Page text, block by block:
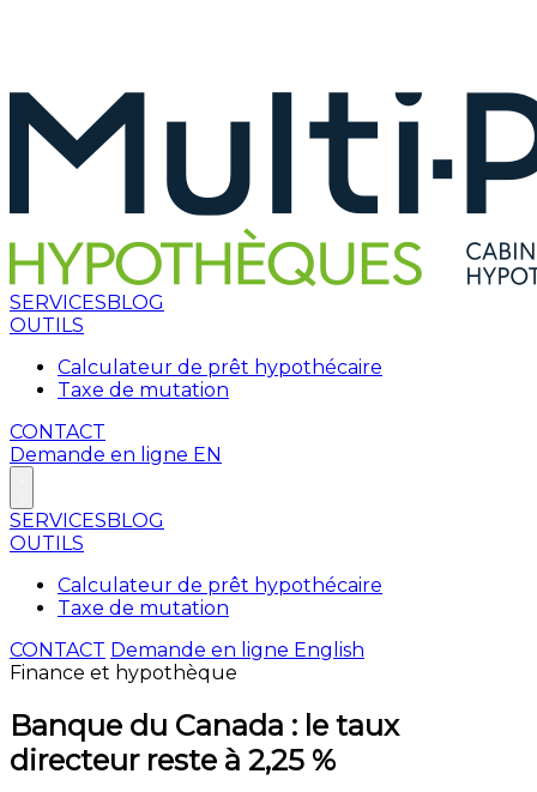
SERVICESBLOG
OUTILS
Calculateur de prêt hypothécaire
Taxe de mutation
CONTACT
Demande en ligne EN
SERVICESBLOG
OUTILS
Calculateur de prêt hypothécaire
Taxe de mutation
CONTACT Demande en ligne English
Finance et hypothèque
Banque du Canada : le taux
directeur reste à 2,25 %